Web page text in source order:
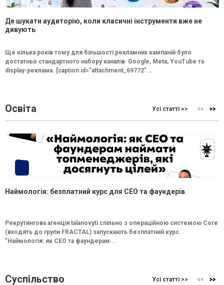
Де шукати аудиторію, коли класичні інструменти вже не
дивують
Ще кілька років тому для більшості рекламних кампаній було
достатньо стандартного набору каналів: Google, Meta, YouTube та
display-реклама. [caption id="attachment_69772"...
Освіта Усі статті >>
Наймологія: безплатний курс для CEO та фаундерів
Рекрутингова агенція talanovyti спільно з операційною системою Core
(входять до групи FRACTAL) запускають безплатний курс
"Наймологія: як СEO та фаундерам...
Суспільство Усі статті >>